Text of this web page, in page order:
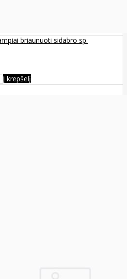
briaunuoti sidabro sp.
Į krepšelį